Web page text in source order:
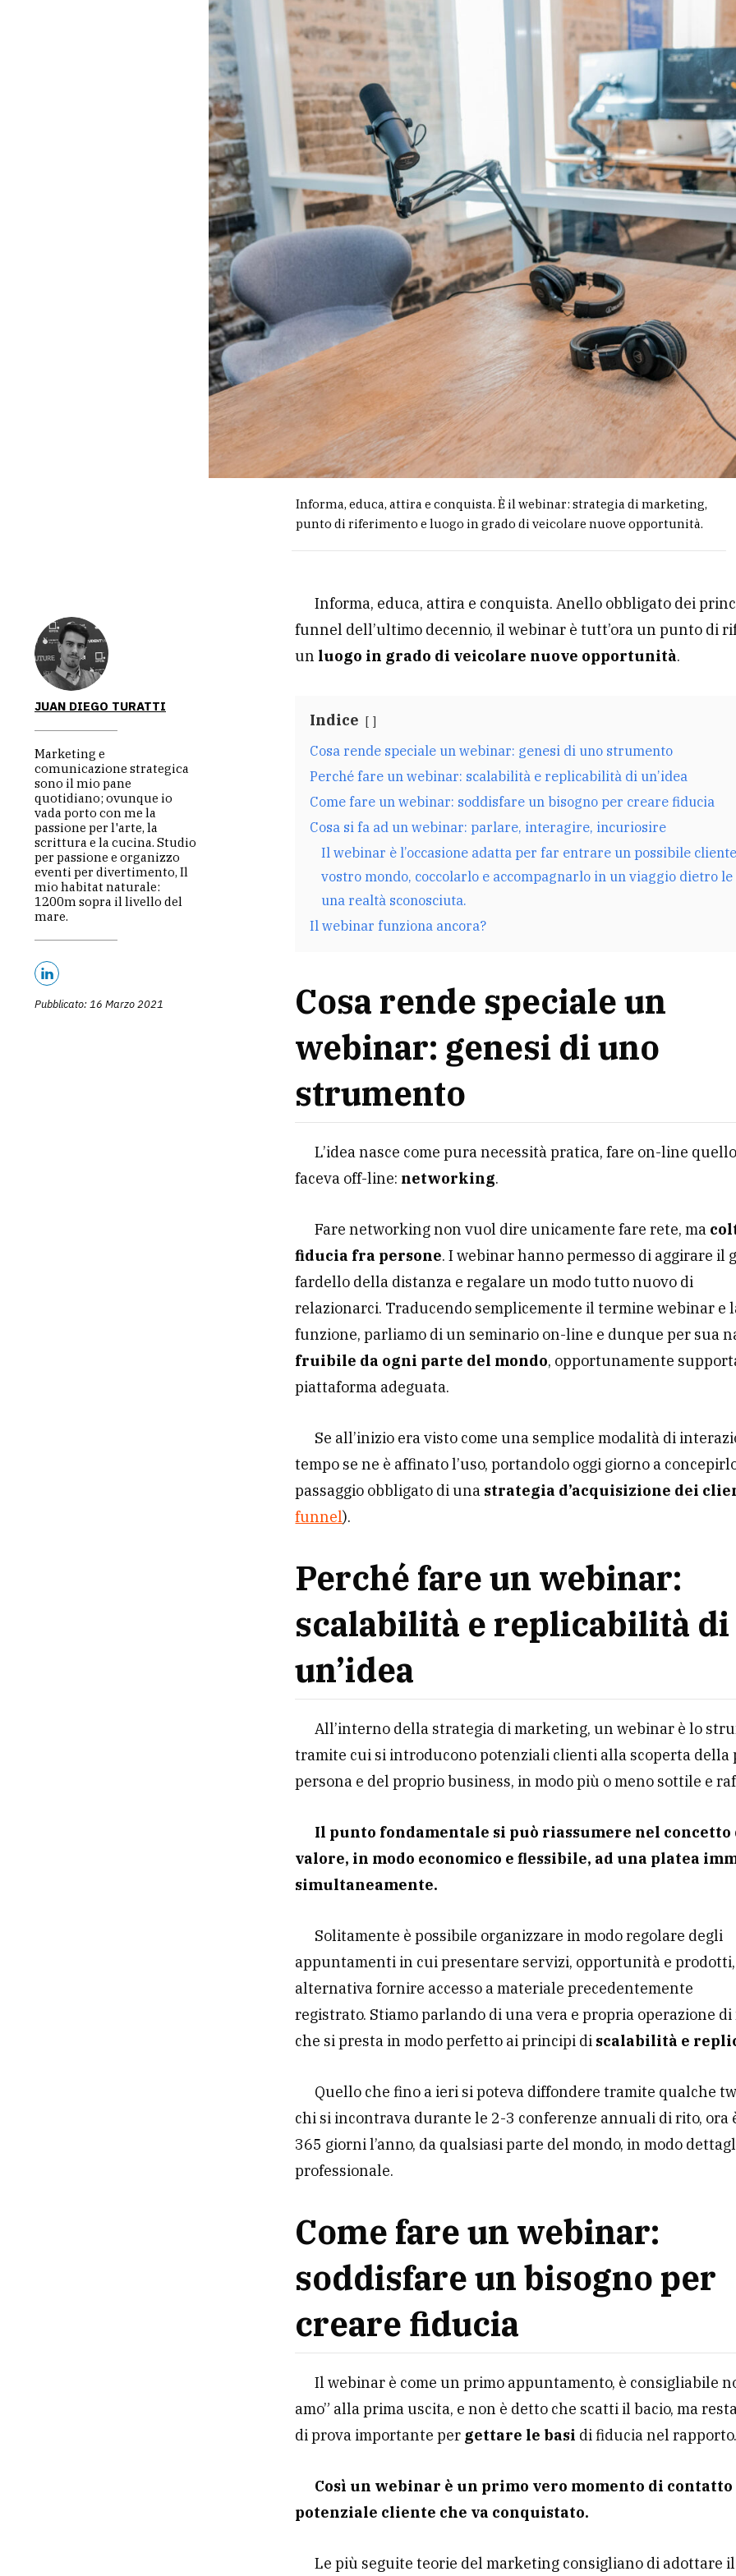
Informa, educa, attira e conquista. È il webinar: strategia di marketing,
punto di riferimento e luogo in grado di veicolare nuove opportunità.
JUAN DIEGO TURATTI
Marketing e
comunicazione strategica
sono il mio pane
quotidiano; ovunque io
vada porto con me la
passione per l'arte, la
scrittura e la cucina. Studio
per passione e organizzo
eventi per divertimento, Il
mio habitat naturale:
1200m sopra il livello del
mare.
Pubblicato: 16 Marzo 2021
Informa, educa, attira e conquista. Anello obbligato dei
funnel dell’ultimo decennio, il webinar è tutt’ora un punto di
un luogo in grado di veicolare nuove opportunità.
Indice
Cosa rende speciale un webinar: genesi di uno strumento
Perché fare un webinar: scalabilità e replicabilità di un’idea
Come fare un webinar: soddisfare un bisogno per creare fiducia
Cosa si fa ad un webinar: parlare, interagire, incuriosire
Il webinar è l’occasione adatta per far entrare un possibile
vostro mondo, coccolarlo e accompagnarlo in un viaggio dietro
una realtà sconosciuta.
Il webinar funziona ancora?
Cosa rende speciale un
webinar: genesi di uno
strumento
L’idea nasce come pura necessità pratica, fare on-line
faceva off-line: networking.
Fare networking non vuol dire unicamente fare rete, ma
fiducia fra persone. I webinar hanno permesso di aggirare il
fardello della distanza e regalare un modo tutto nuovo di
relazionarci. Traducendo semplicemente il termine webinar e
funzione, parliamo di un seminario on-line e dunque per sua
fruibile da ogni parte del mondo, opportunamente
piattaforma adeguata.
Se all’inizio era visto come una semplice modalità di
tempo se ne è affinato l’uso, portandolo oggi giorno a
passaggio obbligato di una strategia d’acquisizione dei
funnel).
Perché fare un webinar:
scalabilità e replicabilità di
un’idea
All’interno della strategia di marketing, un webinar è lo
tramite cui si introducono potenziali clienti alla scoperta della
persona e del proprio business, in modo più o meno sottile e
Il punto fondamentale si può riassumere nel concetto
valore, in modo economico e flessibile, ad una platea
simultaneamente.
Solitamente è possibile organizzare in modo regolare degli
appuntamenti in cui presentare servizi, opportunità e
alternativa fornire accesso a materiale precedentemente
registrato. Stiamo parlando di una vera e propria operazione
che si presta in modo perfetto ai principi di scalabilità e
Quello che fino a ieri si poteva diffondere tramite qualche
chi si incontrava durante le 2-3 conferenze annuali di rito, ora
365 giorni l’anno, da qualsiasi parte del mondo, in modo
professionale.
Come fare un webinar:
soddisfare un bisogno per
creare fiducia
Il webinar è come un primo appuntamento, è consigliabile
amo” alla prima uscita, e non è detto che scatti il bacio, ma
di prova importante per gettare le basi di fiducia nel rapporto.
Così un webinar è un primo vero momento di contatto
potenziale cliente che va conquistato.
Le più seguite teorie del marketing consigliano di adottare